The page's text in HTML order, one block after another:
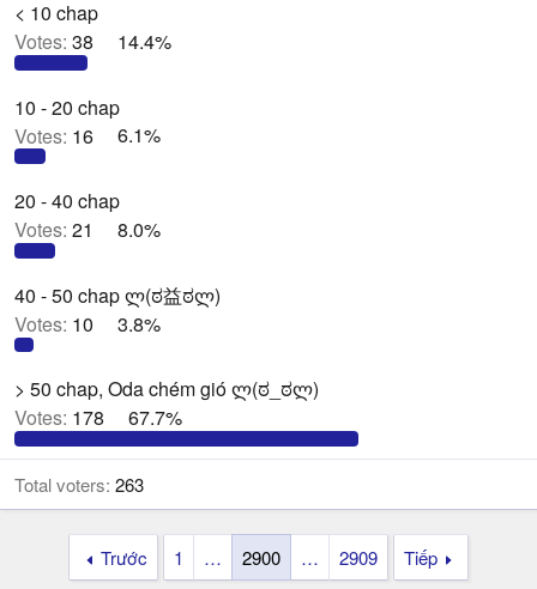
a
d
s
a
r
t
r
< 10 chap
Votes: 38 14.4%
10 - 20 chap
Votes: 16 6.1%
20 - 40 chap
Votes: 21 8.0%
40 - 50 chap ლ(ಠ益ಠლ)
Votes: 10 3.8%
> 50 chap, Oda chém gió ლ(ಠ_ಠლ)
Votes: 178 67.7%
Total voters 263
Trước 1 … 2900 … 2909 Tiếp